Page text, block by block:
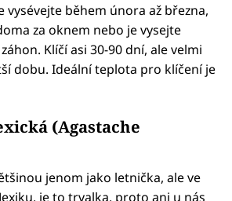
vysévejte během února až března,
za oknem nebo je vysejte
Klíčí asi 30-90 dní, ale velmi
dobu. Ideální teplota pro klíčení je
(Agastache
jenom jako letnička, ale ve
je to trvalka, proto ani u nás